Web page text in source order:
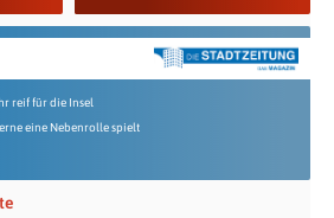
reif für die Insel
eine Nebenrolle spielt